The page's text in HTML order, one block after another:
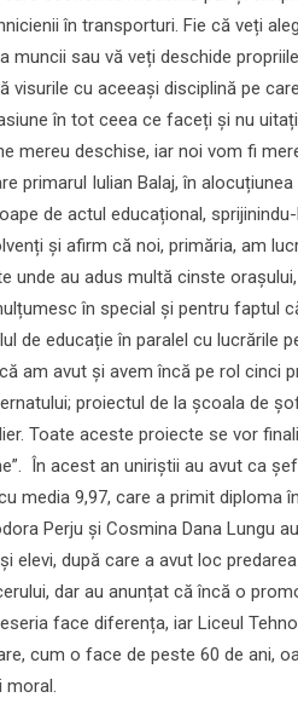
în transporturi. Fie că veți
muncii sau vă veți deschide
visurile cu aceeași disciplină pe
în tot ceea ce faceți și nu
mereu deschise, iar noi vom fi
primarul Iulian Balaj, în
de actul educațional,
și afirm că noi, primăria, am
unde au adus multă cinste
în special și pentru faptul
de educație în paralel cu lucrările
am avut și avem încă pe rol cinci
proiectul de la școala de
Toate aceste proiecte se vor
În acest an uniriștii au avut ca
media 9,97, care a primit diploma
Perju și Cosmina Dana Lungu
elevi, după care a avut loc
dar au anunțat că încă o
face diferența, iar Liceul
cum o face de peste 60 de ani,
moral.